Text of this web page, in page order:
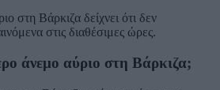
στη Βάρκιζα δείχνει ότι δεν
στις διαθέσιμες ώρες.
άνεμο αύριο στη Βάρκιζα;